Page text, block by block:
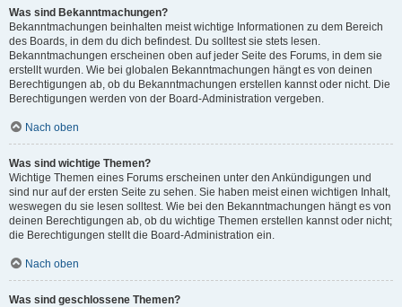
Was sind Bekanntmachungen?
Bekanntmachungen beinhalten meist wichtige Informationen zu dem Bereich
des Boards, in dem du dich befindest. Du solltest sie stets lesen.
Bekanntmachungen erscheinen oben auf jeder Seite des Forums, in dem sie
erstellt wurden. Wie bei globalen Bekanntmachungen hängt es von deinen
Berechtigungen ab, ob du Bekanntmachungen erstellen kannst oder nicht. Die
Berechtigungen werden von der Board-Administration vergeben.
Nach oben
Was sind wichtige Themen?
Wichtige Themen eines Forums erscheinen unter den Ankündigungen und
sind nur auf der ersten Seite zu sehen. Sie haben meist einen wichtigen Inhalt,
weswegen du sie lesen solltest. Wie bei den Bekanntmachungen hängt es von
deinen Berechtigungen ab, ob du wichtige Themen erstellen kannst oder nicht;
die Berechtigungen stellt die Board-Administration ein.
Nach oben
Was sind geschlossene Themen?